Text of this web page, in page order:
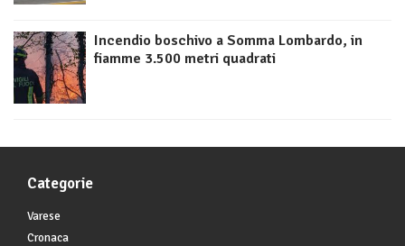
Incendio boschivo a Somma Lombardo, in
fiamme 3.500 metri quadrati
Categorie
Varese
Cronaca